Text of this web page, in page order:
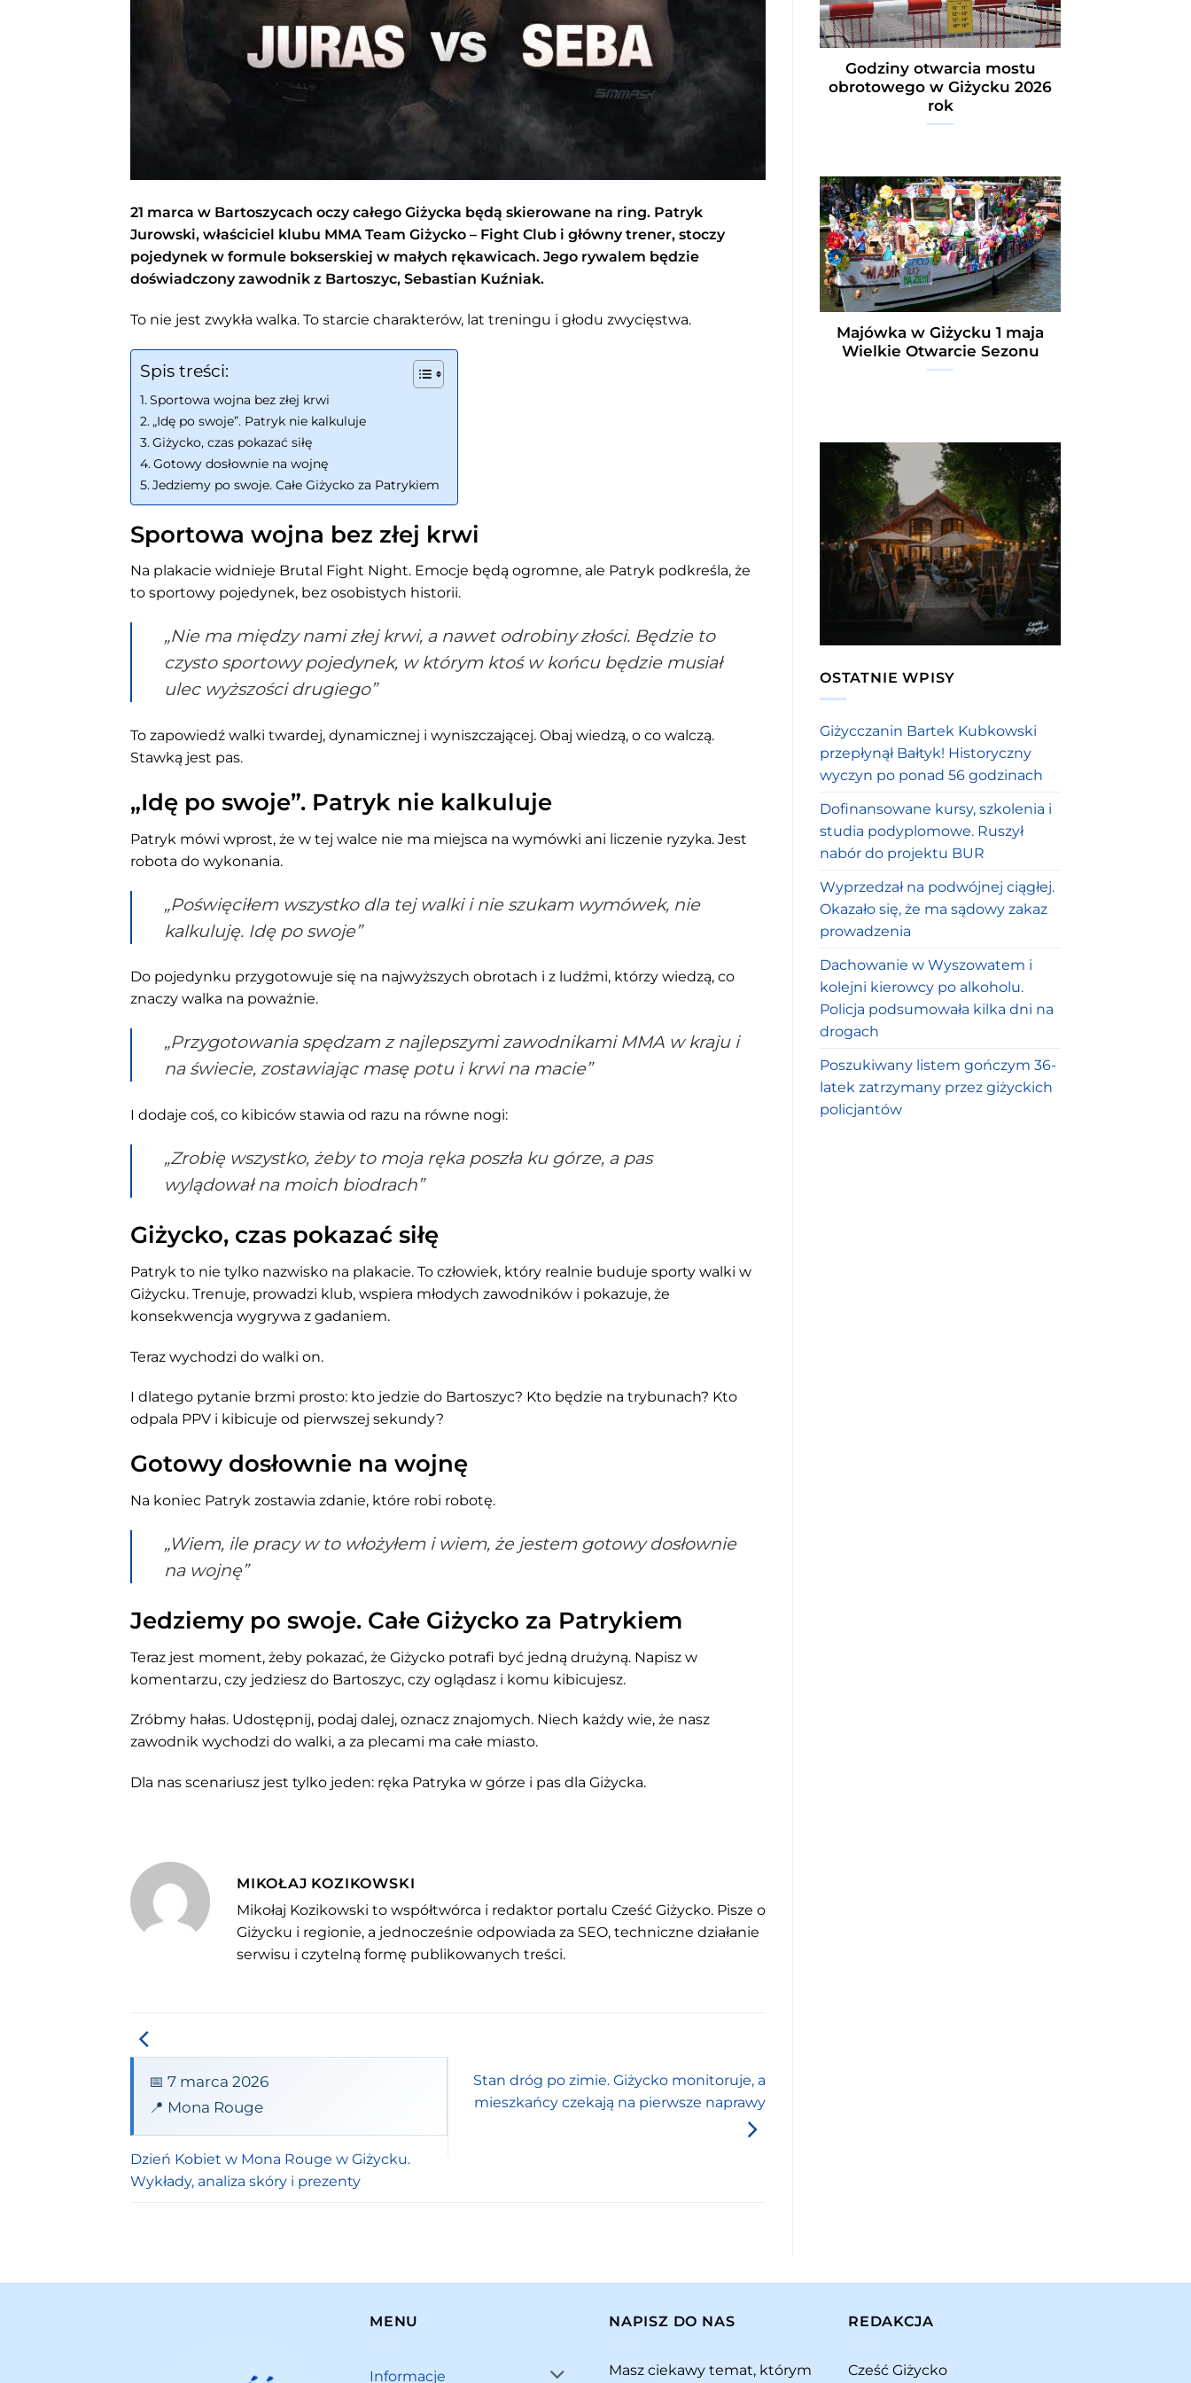
21 marca w Bartoszycach oczy całego Giżycka będą skierowane na ring. Patryk
Jurowski, właściciel klubu MMA Team Giżycko – Fight Club i główny trener, stoczy
pojedynek w formule bokserskiej w małych rękawicach. Jego rywalem będzie
doświadczony zawodnik z Bartoszyc, Sebastian Kuźniak.
To nie jest zwykła walka. To starcie charakterów, lat treningu i głodu zwycięstwa.
Spis treści:
Sportowa wojna bez złej krwi
„Idę po swoje”. Patryk nie kalkuluje
Giżycko, czas pokazać siłę
Gotowy dosłownie na wojnę
Jedziemy po swoje. Całe Giżycko za Patrykiem
Sportowa wojna bez złej krwi
Na plakacie widnieje Brutal Fight Night. Emocje będą ogromne, ale Patryk podkreśla, że
to sportowy pojedynek, bez osobistych historii.
„Nie ma między nami złej krwi, a nawet odrobiny złości. Będzie to
czysto sportowy pojedynek, w którym ktoś w końcu będzie musiał
ulec wyższości drugiego”
To zapowiedź walki twardej, dynamicznej i wyniszczającej. Obaj wiedzą, o co walczą.
Stawką jest pas.
„Idę po swoje”. Patryk nie kalkuluje
Patryk mówi wprost, że w tej walce nie ma miejsca na wymówki ani liczenie ryzyka. Jest
robota do wykonania.
„Poświęciłem wszystko dla tej walki i nie szukam wymówek, nie
kalkuluję. Idę po swoje”
Do pojedynku przygotowuje się na najwyższych obrotach i z ludźmi, którzy wiedzą, co
znaczy walka na poważnie.
„Przygotowania spędzam z najlepszymi zawodnikami MMA w kraju i
na świecie, zostawiając masę potu i krwi na macie”
I dodaje coś, co kibiców stawia od razu na równe nogi:
„Zrobię wszystko, żeby to moja ręka poszła ku górze, a pas
wylądował na moich biodrach”
Giżycko, czas pokazać siłę
Patryk to nie tylko nazwisko na plakacie. To człowiek, który realnie buduje sporty walki w
Giżycku. Trenuje, prowadzi klub, wspiera młodych zawodników i pokazuje, że
konsekwencja wygrywa z gadaniem.
Teraz wychodzi do walki on.
I dlatego pytanie brzmi prosto: kto jedzie do Bartoszyc? Kto będzie na trybunach? Kto
odpala PPV i kibicuje od pierwszej sekundy?
Gotowy dosłownie na wojnę
Na koniec Patryk zostawia zdanie, które robi robotę.
„Wiem, ile pracy w to włożyłem i wiem, że jestem gotowy dosłownie
na wojnę”
Jedziemy po swoje. Całe Giżycko za Patrykiem
Teraz jest moment, żeby pokazać, że Giżycko potrafi być jedną drużyną. Napisz w
komentarzu, czy jedziesz do Bartoszyc, czy oglądasz i komu kibicujesz.
Zróbmy hałas. Udostępnij, podaj dalej, oznacz znajomych. Niech każdy wie, że nasz
zawodnik wychodzi do walki, a za plecami ma całe miasto.
Dla nas scenariusz jest tylko jeden: ręka Patryka w górze i pas dla Giżycka.
MIKOŁAJ KOZIKOWSKI
Mikołaj Kozikowski to współtwórca i redaktor portalu Cześć Giżycko. Pisze o
Giżycku i regionie, a jednocześnie odpowiada za SEO, techniczne działanie
serwisu i czytelną formę publikowanych treści.
📅 7 marca 2026
📍 Mona Rouge
Dzień Kobiet w Mona Rouge w Giżycku.
Wykłady, analiza skóry i prezenty
Stan dróg po zimie. Giżycko monitoruje, a
mieszkańcy czekają na pierwsze naprawy
Godziny otwarcia mostu
obrotowego w Giżycku 2026
rok
Majówka w Giżycku 1 maja
Wielkie Otwarcie Sezonu
OSTATNIE WPISY
Giżycczanin Bartek Kubkowski
przepłynął Bałtyk! Historyczny
wyczyn po ponad 56 godzinach
Dofinansowane kursy, szkolenia i
studia podyplomowe. Ruszył
nabór do projektu BUR
Wyprzedzał na podwójnej ciągłej.
Okazało się, że ma sądowy zakaz
prowadzenia
Dachowanie w Wyszowatem i
kolejni kierowcy po alkoholu.
Policja podsumowała kilka dni na
drogach
Poszukiwany listem gończym 36-
latek zatrzymany przez giżyckich
policjantów
MENU
Informacje
NAPISZ DO NAS
Masz ciekawy temat, którym
REDAKCJA
Cześć Giżycko